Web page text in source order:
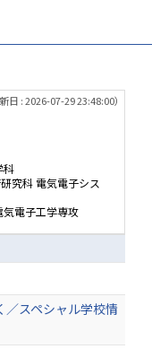
日 : 2026-07-29 23:48:00）
科
究科 電気電子シス
気電子工学専攻
／スペシャル学校情